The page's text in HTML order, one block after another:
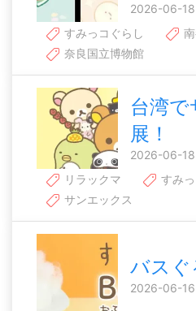
2026-06-
すみっコぐらし
奈良国立博物館
台湾で
展！
2026-06-18
リラックマ
すみ
サンエックス
バスぐ
2026-06-